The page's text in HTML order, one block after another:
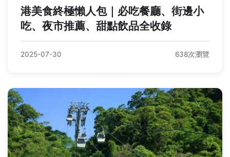
港美食終極懶人包｜必吃餐廳、街邊小
吃、夜市推薦、甜點飲品全收錄
2025-07-30 638次瀏覽